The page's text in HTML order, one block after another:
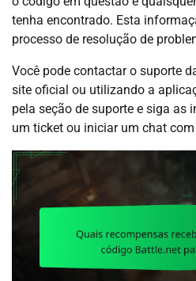
tenha encontrado. Esta
processo de resolução de
Você pode contactar o suporte
site oficial ou utilizando a
pela seção de suporte e siga as
um ticket ou iniciar um chat